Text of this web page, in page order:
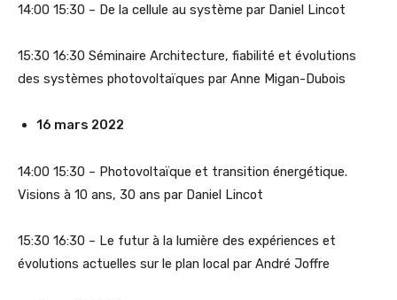
14:00 15:30 – De la cellule au système par Daniel Lincot
15:30 16:30 Séminaire Architecture, fiabilité et évolutions
des systèmes photovoltaïques par Anne Migan-Dubois
16 mars 2022
14:00 15:30 – Photovoltaïque et transition énergétique.
Visions à 10 ans, 30 ans par Daniel Lincot
15:30 16:30 – Le futur à la lumière des expériences et
évolutions actuelles sur le plan local par André Joffre